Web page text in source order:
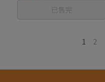
已售完
1 2